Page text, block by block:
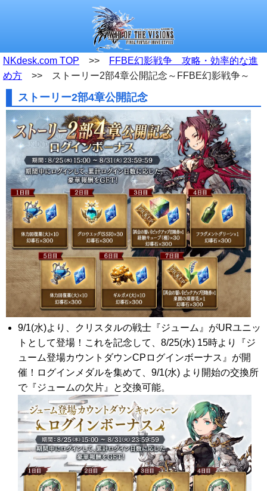
NKdesk.com TOP >>
FFBE幻影戦争 攻略・効率的な進
め方 >> ストーリー2部4章公開記念～FFBE幻影戦争～
ストーリー2部4章公開記念
9/1(水)より、クリスタルの戦士『ジューム』がURユニッ
トとして登場！これを記念して、8/25(水) 15時より『ジ
ューム登場カウントダウンCPログインボーナス』が開
催！ログインメダルを集めて、9/1(水) より開始の交換所
で『ジュームの欠片』と交換可能。